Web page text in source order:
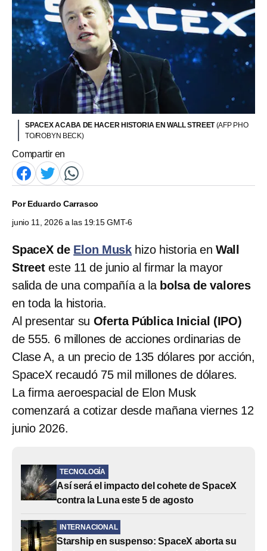
SPACEX ACABA DE HACER HISTORIA EN WALL STREET(AFP PHO
TO/ROBYN BECK)
Compartir en
PorEduardo Carrasco
junio 11, 2026 a las 19:15 GMT-6
SpaceX de Elon Musk hizo historia en Wall
Streeteste 11 de junio al firmar la mayor
salida de una compañía a la bolsa de valores
en toda la historia.
Al presentar su Oferta Pública Inicial (IPO)
de 555. 6 millones de acciones ordinarias de
Clase A, a un precio de 135 dólares por acción,
SpaceX recaudó 75 mil millones de dólares.
La firma aeroespacial de Elon Musk
comenzará a cotizar desde mañana viernes 12
junio 2026.
TECNOLOGÍA
Así será el impacto del cohete de SpaceX
contra la Luna este 5 de agosto
INTERNACIONAL
Starship en suspenso: SpaceX aborta su